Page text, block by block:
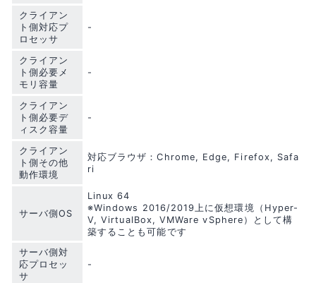
クライアン
ト側対応プ
ロセッサ
-
クライアン
ト側必要メ
モリ容量
-
クライアン
ト側必要デ
ィスク容量
-
クライアン
ト側その他
動作環境
対応ブラウザ：Chrome, Edge, Firefox, Safa
ri
サーバ側OS
Linux 64
※Windows 2016/2019上に仮想環境（Hyper-
V, VirtualBox, VMWare vSphere）として構
築することも可能です
サーバ側対
応プロセッ
サ
-